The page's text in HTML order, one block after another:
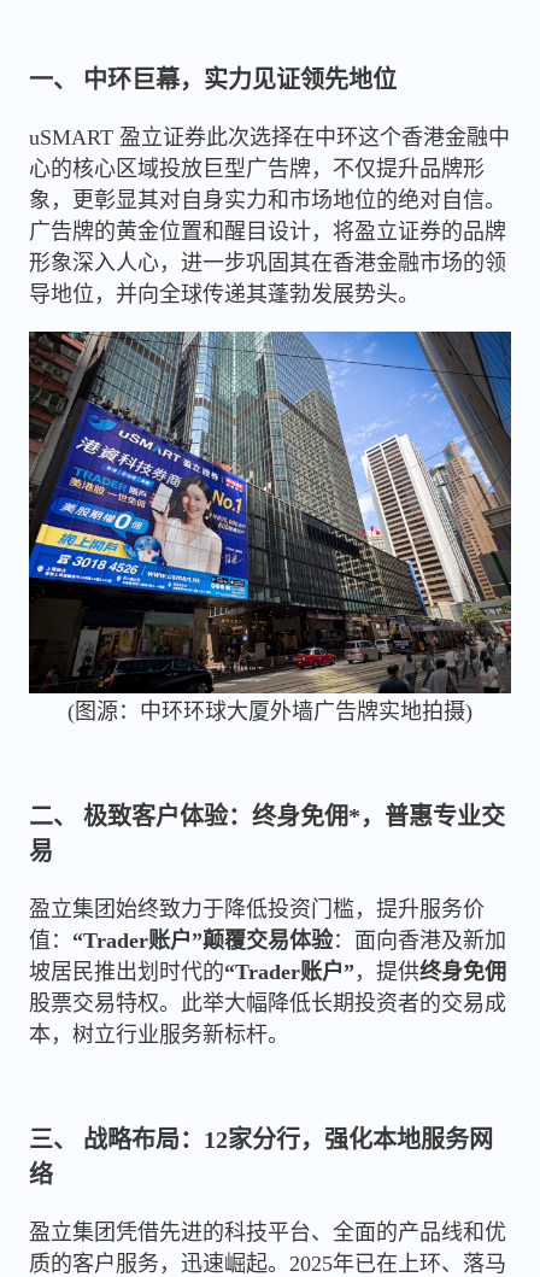
一、 中环巨幕，实力见证领先地位
uSMART 盈立证券此次选择在中环这个香港金融中
心的核心区域投放巨型广告牌，不仅提升品牌形
象，更彰显其对自身实力和市场地位的绝对自信。
广告牌的黄金位置和醒目设计，将盈立证券的品牌
形象深入人心，进一步巩固其在香港金融市场的领
导地位，并向全球传递其蓬勃发展势头。
(图源：中环环球大厦外墙广告牌实地拍摄)
二、 极致客户体验：终身免佣*，普惠专业交
易
盈立集团始终致力于降低投资门槛，提升服务价
值： “Trader账户”颠覆交易体验：面向香港及新加
坡居民推出划时代的“Trader账户”，提供终身免佣
股票交易特权。此举大幅降低长期投资者的交易成
本，树立行业服务新标杆。
三、 战略布局：12家分行，强化本地服务网
络
盈立集团凭借先进的科技平台、全面的产品线和优
质的客户服务，迅速崛起。2025年已在上环、落马